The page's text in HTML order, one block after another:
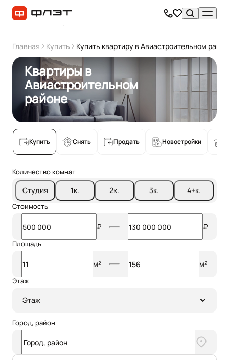
Главная Купить Купить квартиру в Авиастроительном
Квартиры в
Авиастроительном
районе
Купить Снять Продать Новостройки
Количество комнат
Студия 1к. 2к. 3к. 4+к.
Стоимость
₽ ₽
Площадь
м² м²
Этаж
Этаж
Город, район